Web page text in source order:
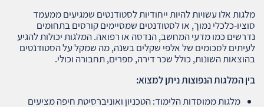
מלגות אלו עשויות להיות ייחודיות לסטודנטים שמגיעים ממעמד
סוציו-כלכלי נמוך, או לסטודנטים שמסיימים קורסים בתחומים
נדרשים כמו מדעי המחשב, הנדסה או רפואה. המלגות יכולות להגיע
לעיתים לסכומים של אלפי שקלים בשנה, מה שמקל על הסטודנטים
בהוצאות השונות, כולל שכר דירה, ספרים, תחבורה וכולי.
בין המלגות הנפוצות ניתן למצוא:
מלגות ממוסדות הלימוד: הטכניון ואוניברסיטת חיפה מציעים